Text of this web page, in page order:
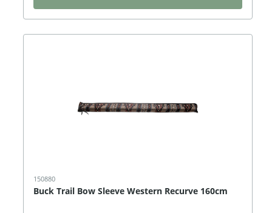
150880
Buck Trail Bow Sleeve Western Recurve 160cm